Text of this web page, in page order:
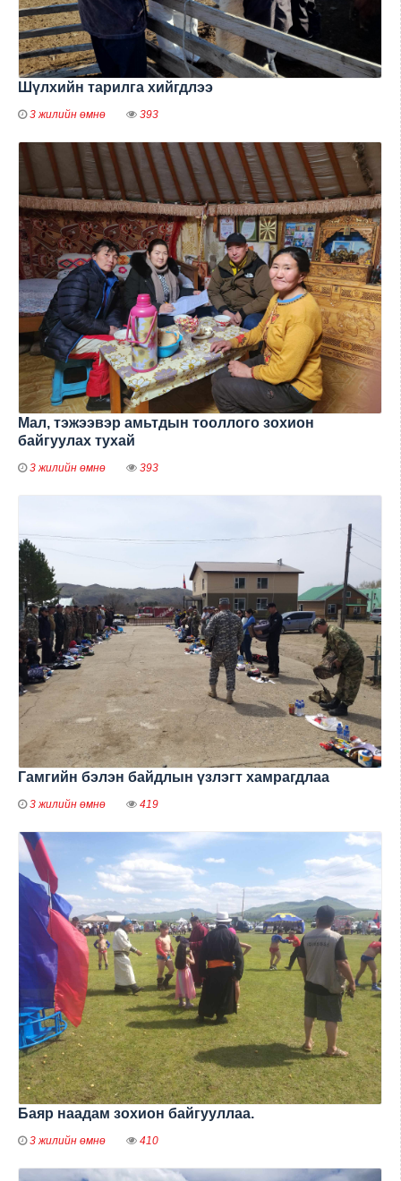
Шүлхийн тарилга хийгдлээ
3 жилийн өмнө 393
Мал, тэжээвэр амьтдын тооллого зохион
байгуулах тухай
3 жилийн өмнө 393
Гамгийн бэлэн байдлын үзлэгт хамрагдлаа
3 жилийн өмнө 419
Баяр наадам зохион байгууллаа.
3 жилийн өмнө 410